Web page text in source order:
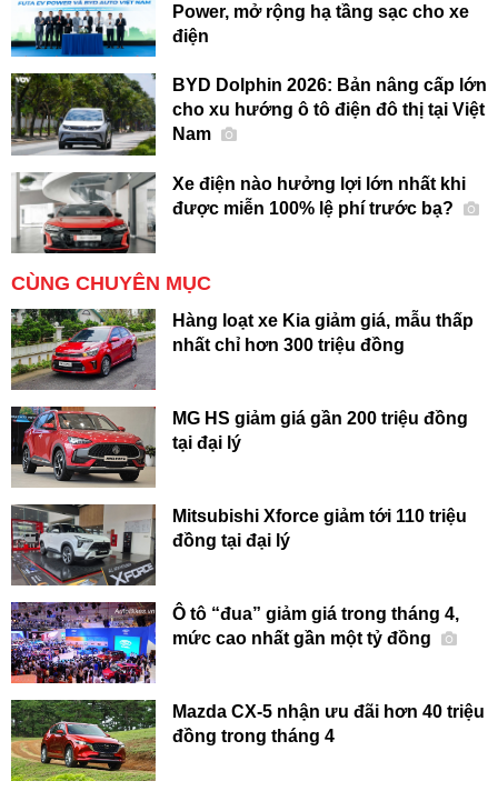
Power, mở rộng hạ tầng sạc cho xe
điện
BYD Dolphin 2026: Bản nâng cấp lớn
cho xu hướng ô tô điện đô thị tại Việt
Nam
Xe điện nào hưởng lợi lớn nhất khi
được miễn 100% lệ phí trước bạ?
CÙNG CHUYÊN MỤC
Hàng loạt xe Kia giảm giá, mẫu thấp
nhất chỉ hơn 300 triệu đồng
MG HS giảm giá gần 200 triệu đồng
tại đại lý
Mitsubishi Xforce giảm tới 110 triệu
đồng tại đại lý
Ô tô “đua” giảm giá trong tháng 4,
mức cao nhất gần một tỷ đồng
Mazda CX-5 nhận ưu đãi hơn 40 triệu
đồng trong tháng 4